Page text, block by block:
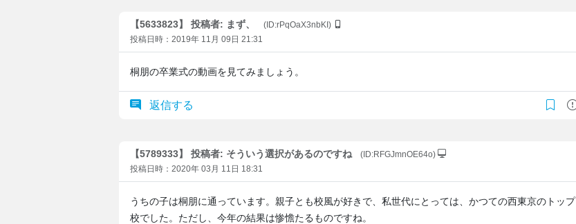
【5633823】 投稿者: まず、
(ID:rPqOaX3nbKI)
投稿日時：2019年 11月 09日 21:31
桐朋の卒業式の動画を見てみましょう。
返信する
【5789333】 投稿者: そういう選択があるのですね
(ID:RFGJmnOE64o)
投稿日時：2020年 03月 11日 18:31
うちの子は桐朋に通っています。親子とも校風が好きで、私世代にとっては、かつての西東京のトップ
校でした。ただし、今年の結果は惨憺たるものですね。